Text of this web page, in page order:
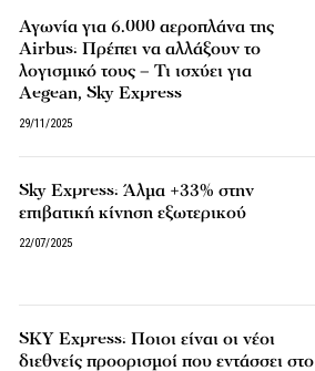
Αγωνία για 6.000 αεροπλάνα της
Airbus: Πρέπει να αλλάξουν το
λογισμικό τους – Τι ισχύει για
Aegean, Sky Express
29/11/2025
Sky Express: Άλμα +33% στην
επιβατική κίνηση εξωτερικού
22/07/2025
SKY Express: Ποιοι είναι οι νέοι
διεθνείς προορισμοί που εντάσσει στο